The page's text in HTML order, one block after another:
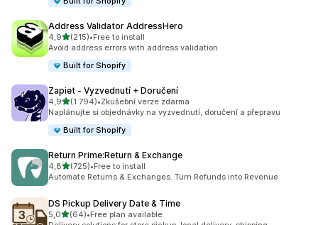
Address Validator AddressHero
4,9z 5 hvězd
(215)
Celkový počet recenzí: 215
•Free to install
Avoid address errors with address validation
Built for Shopify
Zapiet ‑ Vyzvednutí + Doručení
4,9z 5 hvězd
(1 794)
Celkový počet recenzí: 1794
•Zkušební verze zdarma
Naplánujte si objednávky na vyzvednutí, doručení a přepravu
Built for Shopify
Return Prime:Return & Exchange
4,8z 5 hvězd
(725)
Celkový počet recenzí: 725
•Free to install
Automate Returns & Exchanges. Turn Refunds into Revenue
DS Pickup Delivery Date & Time
5,0z 5 hvězd
(64)
Celkový počet recenzí: 64
•Free plan available